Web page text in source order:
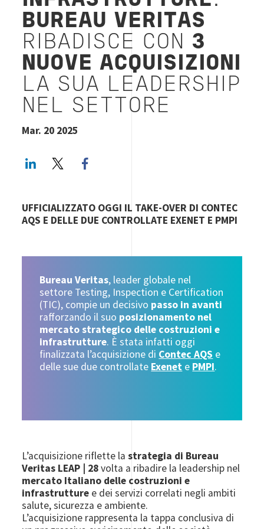
BUREAU VERITAS
RIBADISCE CON 3
NUOVE ACQUISIZIONI
LA SUA LEADERSHIP
NEL SETTORE
Mar. 20 2025
LinkedInTwitter
UFFICIALIZZATO OGGI IL TAKE-OVER DI CONTEC
AQS E DELLE DUE CONTROLLATE EXENET E PMPI
Bureau Veritas, leader globale nel
settore Testing, Inspection e Certification
(TIC), compie un decisivo passo in avanti
rafforzando il suo posizionamento nel
mercato strategico delle costruzioni e
infrastrutture. È stata infatti oggi
finalizzata l’acquisizione di Contec AQS e
delle sue due controllate Exenet e PMPI.
L’acquisizione riflette lastrategia di Bureau
Veritas LEAP | 28volta a ribadire la leadership nel
mercato Italiano delle costruzioni e
infrastrutture e dei servizi correlati negli ambiti
salute, sicurezza e ambiente.
L’acquisizione rappresenta la tappa conclusiva di